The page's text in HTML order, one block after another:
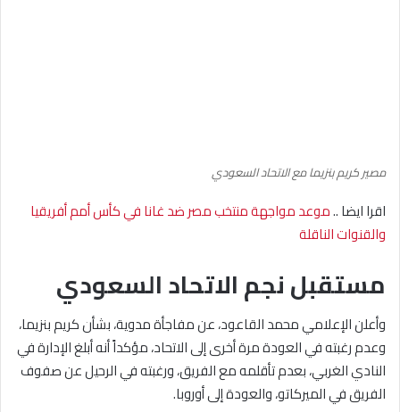
مصير كريم بنزيما مع الاتحاد السعودي
اقرا ايضا ..موعد مواجهة منتخب مصر ضد غانا في كأس أمم أفريقيا
والقنوات الناقلة
مستقبل نجم الاتحاد السعودي
وأعلن الإعلامي محمد القاعود، عن مفاجأة مدوية، بشأن كريم بنزيما،
وعدم رغبته في العودة مرة أخرى إلى الاتحاد، مؤكداً أنه أبلغ الإدارة في
النادي الغربي، بعدم تأقلمه مع الفريق، ورغبته في الرحيل عن صفوف
الفريق في الميركاتو، والعودة إلى أوروبا.